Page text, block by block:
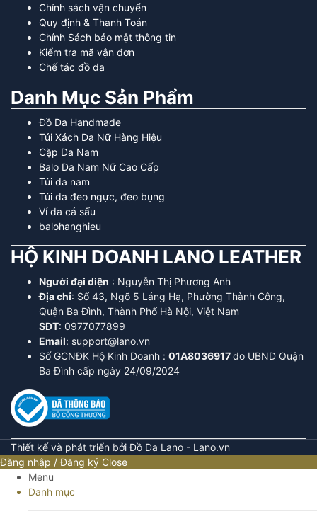
Chính sách vận chuyển
Quy định & Thanh Toán
Chính Sách bảo mật thông tin
Kiểm tra mã vận đơn
Chế tác đồ da
Danh Mục Sản Phẩm
Đồ Da Handmade
Túi Xách Da Nữ Hàng Hiệu
Cặp Da Nam
Balo Da Nam Nữ Cao Cấp
Túi da nam
Túi da đeo ngực, đeo bụng
Ví da cá sấu
balohanghieu
HỘ KINH DOANH LANO LEATHER
Người đại diện : Nguyễn Thị Phương Anh
Địa chỉ: Số 43, Ngõ 5 Láng Hạ, Phường Thành Công,
Quận Ba Đình, Thành Phố Hà Nội, Việt Nam
SĐT: 0977077899
Email: support@lano.vn
Số GCNĐK Hộ Kinh Doanh : 01A8036917do UBND Quận
Ba Đình cấp ngày 24/09/2024
Thiết kế và phát triển bởi Đồ Da Lano - Lano.vn
Đăng nhập / Đăng ký Close
Menu
Danh mục